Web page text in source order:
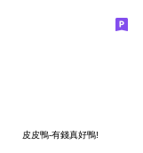
皮皮鴨-有錢真好鴨!